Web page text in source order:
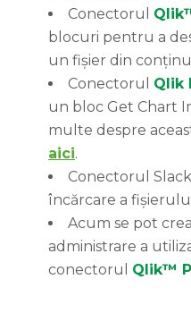
Conectorul
blocuri pentru a
un fișier din
Conectorul Qlik
un bloc Get Chart
multe despre
aici.
Conectorul
încărcare a
Acum se pot
administrare a
conectorul Qlik™